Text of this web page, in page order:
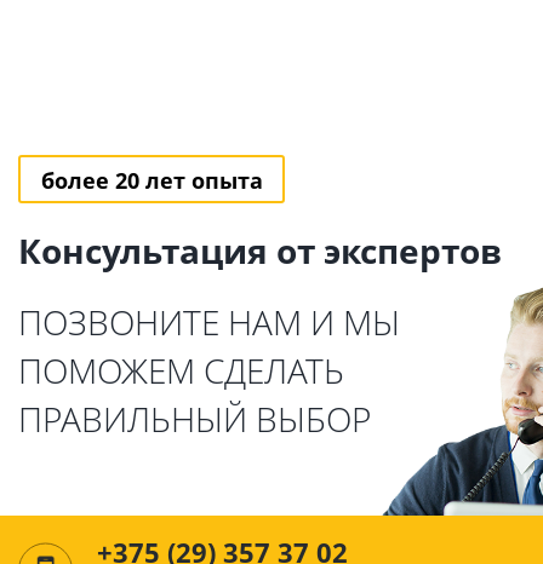
более 20 лет опыта
Консультация от экспертов
ПОЗВОНИТЕ НАМ И МЫ
ПОМОЖЕМ СДЕЛАТЬ
ПРАВИЛЬНЫЙ ВЫБОР
+375 (29) 357 37 02